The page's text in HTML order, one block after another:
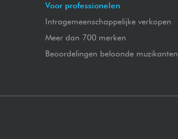
Voor professionelen
Intragemeenschappelijke verkopen
Meer dan 700 merken
Beoordelingen beloonde muzikanten